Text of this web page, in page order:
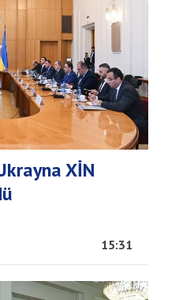
XİN
15:31